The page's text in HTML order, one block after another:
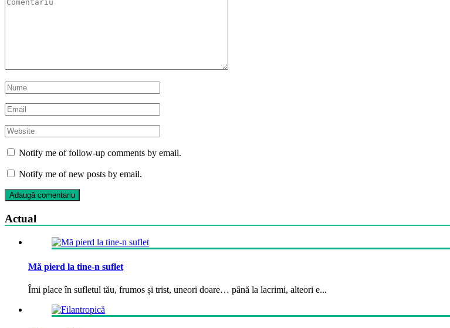
Notify me of follow-up comments by email.
Notify me of new posts by email.
Actual
Mă pierd la tine-n suflet
Îmi place în sufletul tău, frumos și trist, uneori doare… până la lacrimi, alteori e...